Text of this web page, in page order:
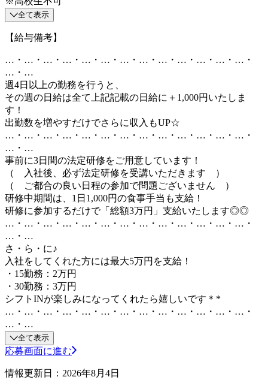
全て表示
【給与備考】
…・…・…・…・…・…・…・…・…・…・…・…・…・
…・…
週4日以上の勤務を行うと、
その週の日給は全て上記記載の日給に＋1,000円いたしま
す！
出勤数を増やすだけでさらに収入もUP☆
…・…・…・…・…・…・…・…・…・…・…・…・…・
…・…
事前に3日間の法定研修をご用意しています！
（ 入社後、必ず法定研修を受講いただきます ）
（ ご都合の良い日程の参加で問題ございません ）
研修中期間は、1日1,000円の食事手当も支給！
研修に参加するだけで「総額3万円」支給いたします◎◎
…・…・…・…・…・…・…・…・…・…・…・…・…・
…・…
さ・ら・に♪
入社をしてくれた方には最大5万円を支給！
・15勤務：2万円
・30勤務：3万円
シフトINが楽しみになってくれたら嬉しいです＊*
…・…・…・…・…・…・…・…・…・…・…・…・…・
…・…
全て表示
応募画面に進む
情報更新日：2026年8月4日